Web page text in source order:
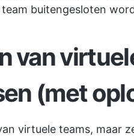
buitengesloten
van
(met
virtuele teams, maar